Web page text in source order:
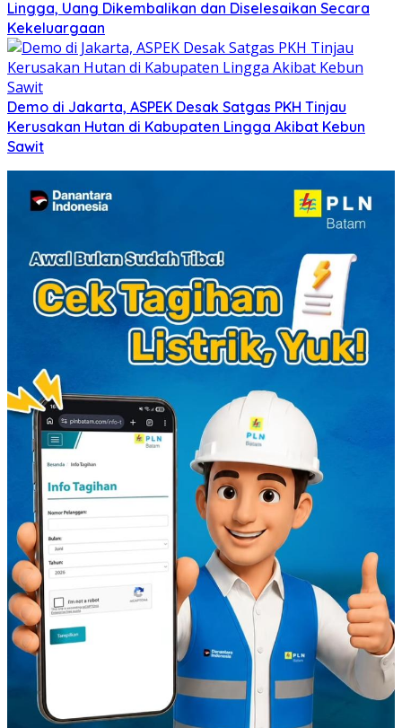
Lingga, Uang Dikembalikan dan Diselesaikan Secara
Kekeluargaan
Demo di Jakarta, ASPEK Desak Satgas PKH Tinjau
Kerusakan Hutan di Kabupaten Lingga Akibat Kebun
Sawit